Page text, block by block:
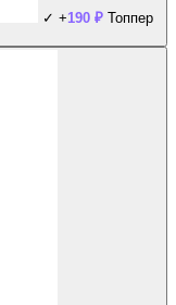
✓ +190 ₽ Топпер